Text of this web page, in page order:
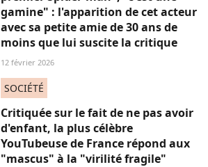
gamine" : l'apparition de cet acteur
avec sa petite amie de 30 ans de
moins que lui suscite la critique
12 février 2026
SOCIÉTÉ
Critiquée sur le fait de ne pas avoir
d'enfant, la plus célèbre
YouTubeuse de France répond aux
"mascus" à la "virilité fragile"